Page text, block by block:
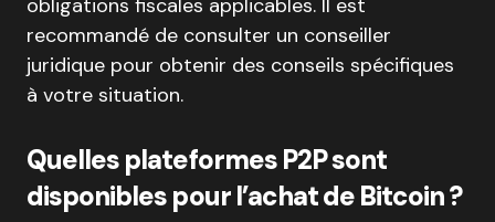
recommandé de consulter un conseiller
juridique pour obtenir des conseils spécifiques
à votre situation.
Quelles plateformes P2P sont
disponibles pour l’achat de Bitcoin ?